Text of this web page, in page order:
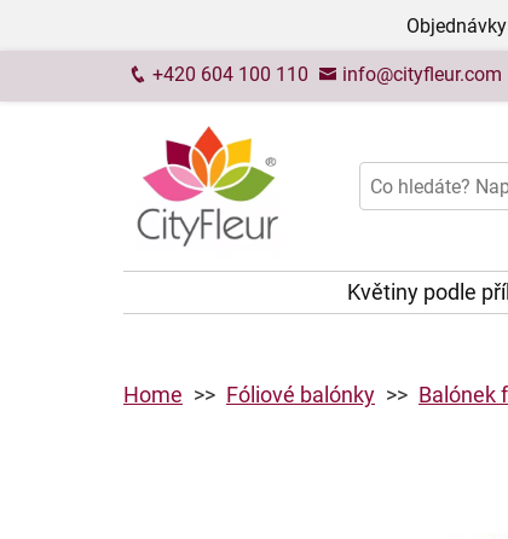
+420 604 100 110 info@cityfleur.com
Květiny podle
Home Fóliové balónky Balónek